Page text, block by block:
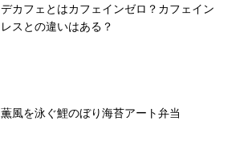
デカフェとはカフェインゼロ？カフェイン
レスとの違いはある？
薫風を泳ぐ鯉のぼり海苔アート弁当